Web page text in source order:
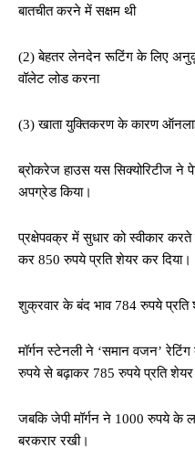
बातचीत करने में सक्षम थी
(2) बेहतर लेनदेन रूटिंग के लिए
वॉलेट लोड करना
(3) खाता युक्तिकरण के कारण
ब्रोकरेज हाउस यस सिक्योरिटीज ने
अपग्रेड किया।
प्रक्षेपवक्र में सुधार को स्वीकार
कर 850 रुपये प्रति शेयर कर दिया।
शुक्रवार के बंद भाव 784 रुपये प्रति
मॉर्गन स्टेनली ने ‘समान वजन’
रुपये से बढ़ाकर 785 रुपये प्रति शेयर
जबकि जेपी मॉर्गन ने 1000 रुपये के
बरकरार रखी।